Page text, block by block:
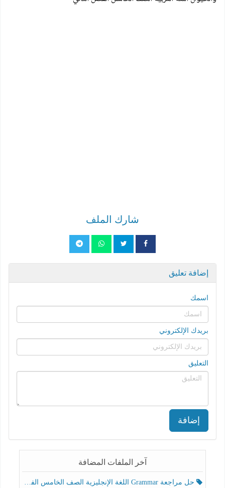
شارك الملف
إضافة تعليق
اسمك
بريدك الإلكتروني
التعليق
إضافة
آخر الملفات المضافة
حل مراجعة Grammar اللغة الإنجليزية الصف الخامس الفصل الثالث